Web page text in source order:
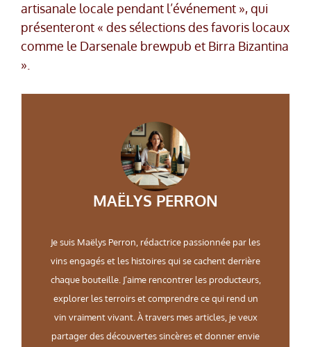
artisanale locale pendant l’événement », qui
présenteront « des sélections des favoris locaux
comme le Darsenale brewpub et Birra Bizantina
».
MAËLYS PERRON
Je suis Maëlys Perron, rédactrice passionnée par les
vins engagés et les histoires qui se cachent derrière
chaque bouteille. J’aime rencontrer les producteurs,
explorer les terroirs et comprendre ce qui rend un
vin vraiment vivant. À travers mes articles, je veux
partager des découvertes sincères et donner envie